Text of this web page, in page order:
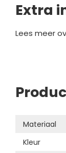
Extra
Lees meer
Materiaal
Kleur